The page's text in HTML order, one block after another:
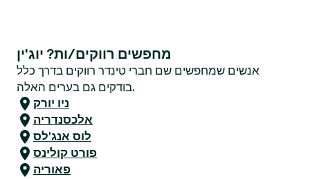
מחפשים רווקים/ות? יוג'ין
אנשים שמחפשים שם חברי טינדר רווקים בדרך כלל
בודקים גם בערים האלה.
ניו יורק
אלכסנדריה
לוס אנג'לס
פורט קולינס
פאוריה